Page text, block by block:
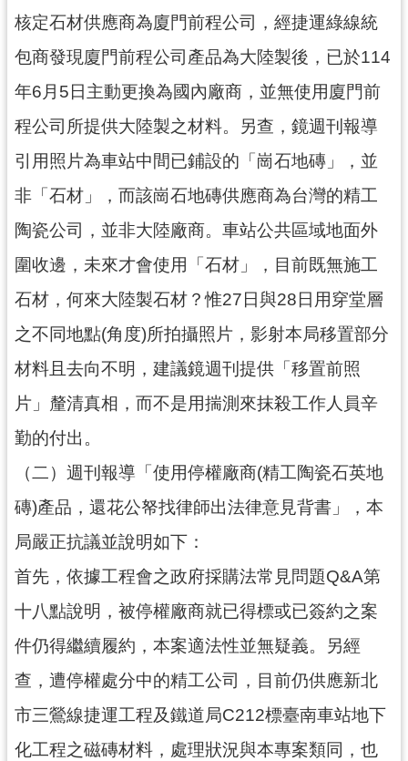
告
業
資
訊
工
程
進
度
廉
政
平
臺
政
府
資
公
開
機
通
訊
回
頁
網
站
核定石材供應商為廈門前程公司，經捷運綠線統
包商發現廈門前程公司產品為大陸製後，已於114
年6月5日主動更換為國內廠商，並無使用廈門前
程公司所提供大陸製之材料。另查，鏡週刊報導
引用照片為車站中間已鋪設的「崗石地磚」，並
非「石材」，而該崗石地磚供應商為台灣的精工
陶瓷公司，並非大陸廠商。車站公共區域地面外
圍收邊，未來才會使用「石材」，目前既無施工
石材，何來大陸製石材？惟27日與28日用穿堂層
之不同地點(角度)所拍攝照片，影射本局移置部分
材料且去向不明，建議鏡週刊提供「移置前照
片」釐清真相，而不是用揣測來抹殺工作人員辛
勤的付出。
（二）週刊報導「使用停權廠商(精工陶瓷石英地
磚)產品，還花公帑找律師出法律意見背書」，本
局嚴正抗議並說明如下：
首先，依據工程會之政府採購法常見問題Q&A第
十八點說明，被停權廠商就已得標或已簽約之案
件仍得繼續履約，本案適法性並無疑義。另經
查，遭停權處分中的精工公司，目前仍供應新北
市三鶯線捷運工程及鐵道局C212標臺南車站地下
化工程之磁磚材料，處理狀況與本專案類同，也